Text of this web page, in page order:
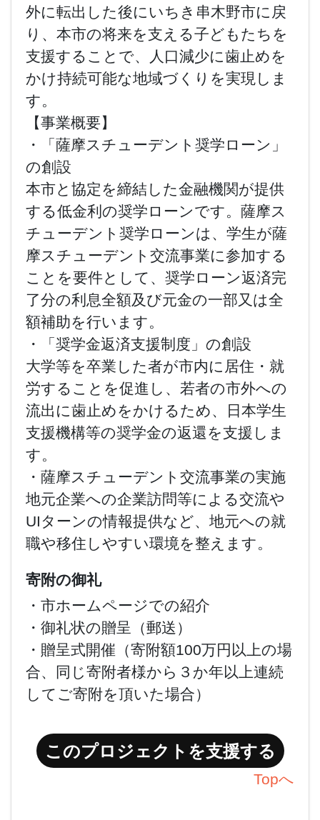
外に転出した後にいちき串木野市に戻
り、本市の将来を支える子どもたちを
支援することで、人口減少に歯止めを
かけ持続可能な地域づくりを実現しま
す。
【事業概要】
・「薩摩スチューデント奨学ローン」
の創設
本市と協定を締結した金融機関が提供
する低金利の奨学ローンです。薩摩ス
チューデント奨学ローンは、学生が薩
摩スチューデント交流事業に参加する
ことを要件として、奨学ローン返済完
了分の利息全額及び元金の一部又は全
額補助を行います。
・「奨学金返済支援制度」の創設
大学等を卒業した者が市内に居住・就
労することを促進し、若者の市外への
流出に歯止めをかけるため、日本学生
支援機構等の奨学金の返還を支援しま
す。
・薩摩スチューデント交流事業の実施
地元企業への企業訪問等による交流や
UIターンの情報提供など、地元への就
職や移住しやすい環境を整えます。
寄附の御礼
・市ホームページでの紹介
・御礼状の贈呈（郵送）
・贈呈式開催（寄附額100万円以上の場
合、同じ寄附者様から３か年以上連続
してご寄附を頂いた場合）
このプロジェクトを支援する
Topへ